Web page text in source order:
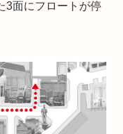
3面にフロートが停